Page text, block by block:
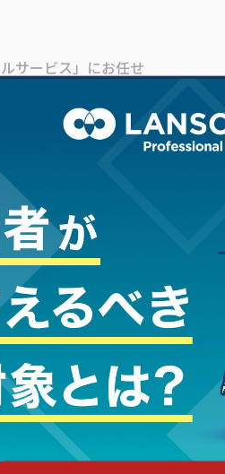
サービス」にお任せ
トを用いて、ログインを試み
のパスワードを試行する手法
ブルートフォース攻撃」「パ
証を突破しようとする攻撃が